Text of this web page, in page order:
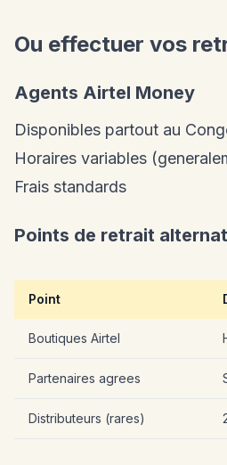
Ou effectuer vos
Agents Airtel Money
Disponibles partout au
Horaires variables
Frais standards
Points de retrait
Point
Boutiques Airtel
Partenaires agrees
Distributeurs (rares)